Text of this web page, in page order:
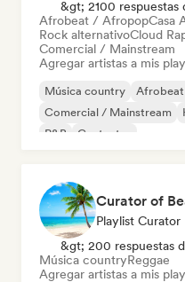
&gt; 2100 respuestas
Afrobeat / AfropopCasa
Rock alternativoCloud
Comercial / Mainstream
Agregar artistas a mis
Música country
Comercial / Mainstream
R&B
Cantautor
Playlist Curator
&gt; 200 respuestas
Música countryReggae
Agregar artistas a mis